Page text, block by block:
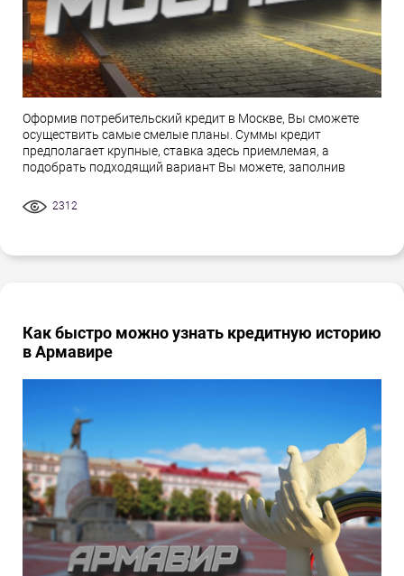
Оформив потребительский кредит в Москве, Вы сможете
осуществить самые смелые планы. Суммы кредит
предполагает крупные, ставка здесь приемлемая, а
подобрать подходящий вариант Вы можете, заполнив
2312
Как быстро можно узнать кредитную историю
в Армавире